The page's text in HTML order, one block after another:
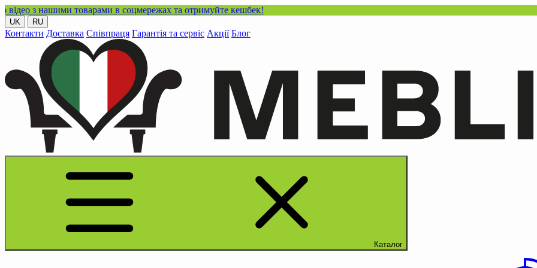
товарами в соцмережах та отримуйте кешбек!
UK RU
Контакти Доставка Співпраця Гарантія та сервіс Акції Блог
Каталог